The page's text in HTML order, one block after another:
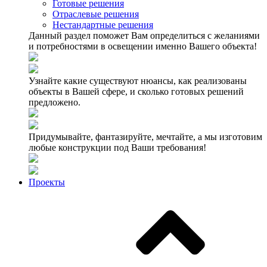
Готовые решения
Отраслевые решения
Нестандартные решения
Данный раздел поможет Вам определиться с желаниями
и потребностями в освещении именно Вашего объекта!
Узнайте какие существуют нюансы, как реализованы
объекты в Вашей сфере, и сколько готовых решений
предложено.
Придумывайте, фантазируйте, мечтайте, а мы изготовим
любые конструкции под Ваши требования!
Проекты